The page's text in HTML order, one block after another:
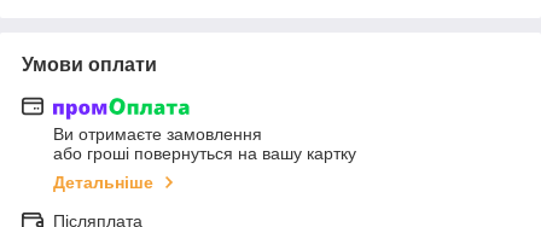
Умови оплати
Ви отримаєте замовлення
або гроші повернуться на вашу картку
Детальніше
Післяплата